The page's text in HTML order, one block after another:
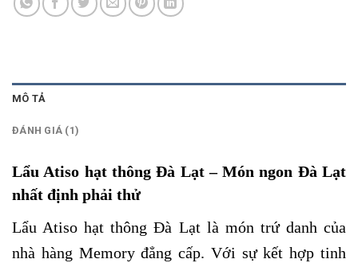
MÔ TẢ
ĐÁNH GIÁ (1)
Lẩu Atiso hạt thông Đà Lạt– Món ngon Đà Lạt
nhất định phải thử
Lẩu Atiso hạt thông Đà Lạt là món trứ danh của
nhà hàng Memory đẳng cấp. Với sự kết hợp tinh